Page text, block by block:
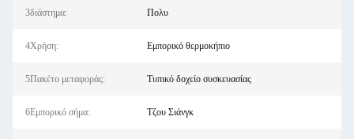
3διάστημα: Πολυ
4Χρήση: Εμπορικό θερμοκήπιο
5Πακέτο μεταφοράς: Τυπικό δοχείο συσκευασίας
6Εμπορικό σήμα: Τζου Σιάνγκ